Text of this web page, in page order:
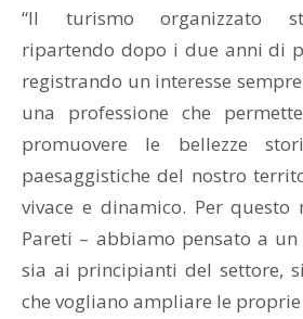
“Il turismo organizzato
ripartendo dopo i due anni di
registrando un interesse
una professione che
promuovere le bellezze
paesaggistiche del nostro
vivace e dinamico. Per questo
Pareti – abbiamo pensato a
sia ai principianti del settore,
che vogliano ampliare le proprie